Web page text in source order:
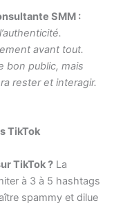
SMM :
avant tout.
bon public, mais
rester et interagir.
TikTok
TikTok ? La
à 3 à 5 hashtags
spammy et dilue